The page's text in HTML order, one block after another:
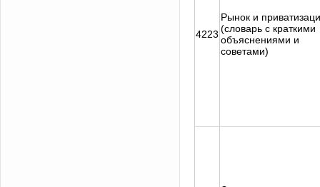
4223
Рынок и
(словарь с краткими
объяснениями и
советами)